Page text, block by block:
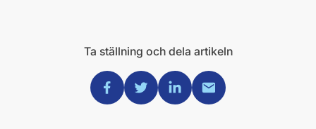
Ta ställning och dela artikeln
Dela via Facebook
Dela via Twitter
Dela via Linkedin
Dela via Mail